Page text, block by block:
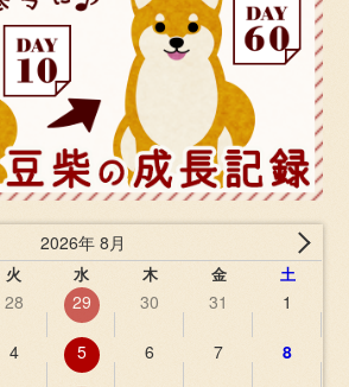
2026年 8月
火 水 木 金 土
28 29 30 31 1
4 5 6 7 8